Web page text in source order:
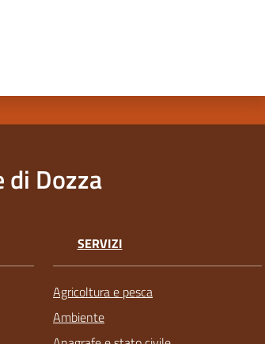
di Dozza
SERVIZI
Agricoltura e pesca
Ambiente